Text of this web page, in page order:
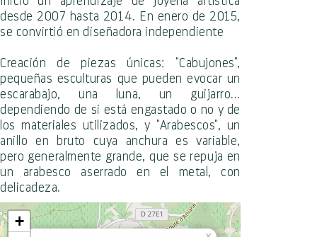
desde 2007 hasta 2014. En enero de 2015,
se convirtió en diseñadora independiente
Creación de piezas únicas: "Cabujones",
pequeñas esculturas que pueden evocar un
escarabajo, una luna, un guijarro...
dependiendo de si está engastado o no y de
los materiales utilizados, y "Arabescos", un
anillo en bruto cuya anchura es variable,
pero generalmente grande, que se repuja en
un arabesco aserrado en el metal, con
delicadeza.
+